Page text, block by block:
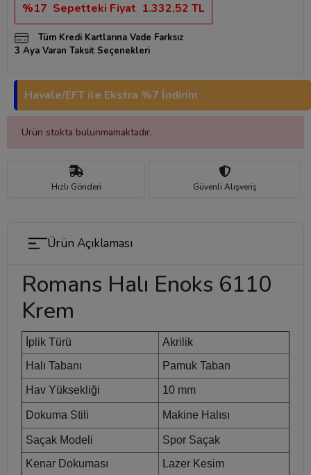
%17 Sepetteki Fiyat 1.332,52 TL
Tüm Kredi Kartlarına Vade Farksız
3 Aya Varan Taksit Seçenekleri
Havale/EFT ile Ekstra %7 İndirim
Ürün stokta bulunmamaktadır.
Hızlı Gönderi Güvenli Alışveriş
Ürün Açıklaması
Romans Halı Enoks 6110
Krem
İplik Türü
Akrilik
Halı Tabanı
Pamuk Taban
Hav Yüksekliği 10 mm
Dokuma Stili Makine Halısı
Saçak Modeli
Spor Saçak
Kenar Dokuması
Lazer Kesim